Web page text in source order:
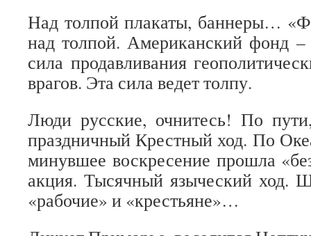
Над толпой плакаты, баннеры…
над толпой. Американский фонд
сила продавливания
врагов. Эта сила ведет толпу.
Люди русские, очнитесь! По
праздничный Крестный ход. По
минувшее воскресение прошла
акция. Тысячный языческий ход.
«рабочие» и «крестьяне»…